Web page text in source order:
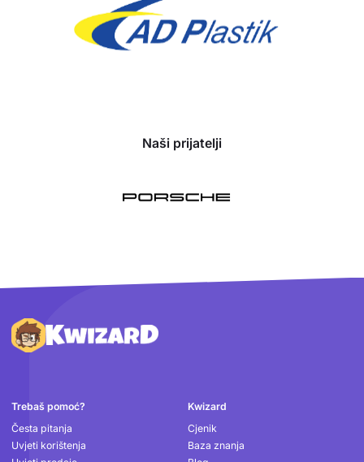
Naši prijatelji
Podnožje
Trebaš pomoć?
Česta pitanja
Uvjeti korištenja
Kwizard
Cjenik
Baza znanja